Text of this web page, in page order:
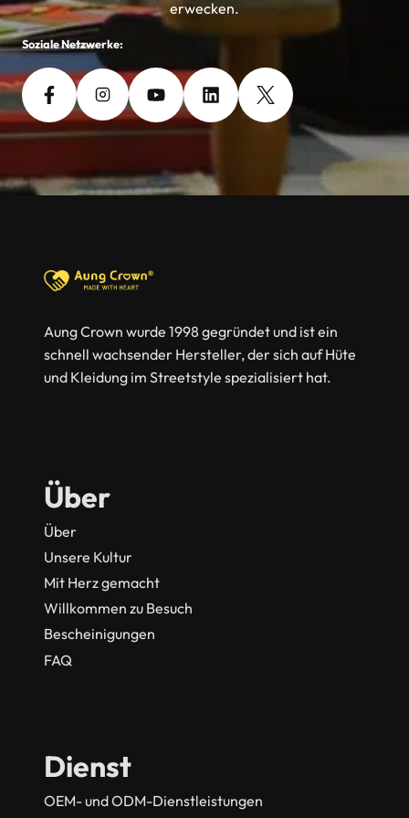
erwecken.
Soziale Netzwerke:
Aung Crown wurde 1998 gegründet und ist ein
schnell wachsender Hersteller, der sich auf Hüte
und Kleidung im Streetstyle spezialisiert hat.
Über
Über
Unsere Kultur
Mit Herz gemacht
Willkommen zu Besuch
Bescheinigungen
FAQ
Dienst
OEM- und ODM-Dienstleistungen